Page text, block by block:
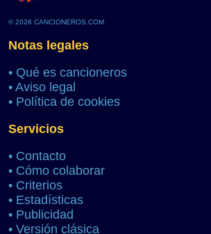
© 2026 CANCIONEROS.COM
Notas legales
• Qué es cancioneros
• Aviso legal
• Política de cookies
Servicios
• Contacto
• Cómo colaborar
• Criterios
• Estadísticas
• Publicidad
• Versión clásica